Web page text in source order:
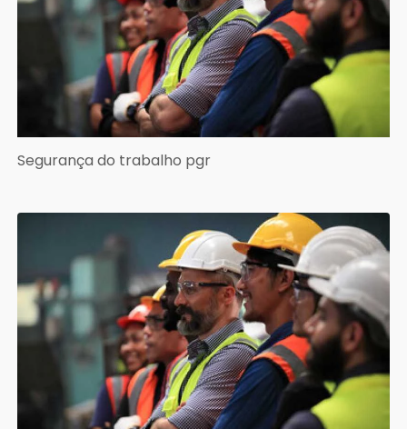
Segurança do trabalho pgr